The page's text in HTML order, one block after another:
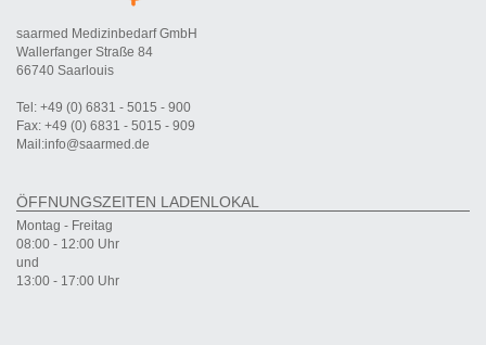
saarmed Medizinbedarf GmbH
Wallerfanger Straße 84
66740 Saarlouis
Tel: +49 (0) 6831 - 5015 - 900
Fax: +49 (0) 6831 - 5015 - 909
Mail:info@saarmed.de
ÖFFNUNGSZEITEN LADENLOKAL
Montag - Freitag
08:00 - 12:00 Uhr
und
13:00 - 17:00 Uhr